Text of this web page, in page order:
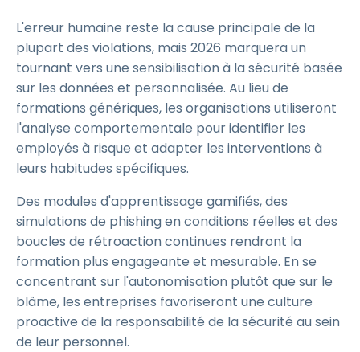
L'erreur humaine reste la cause principale de la
plupart des violations, mais 2026 marquera un
tournant vers une sensibilisation à la sécurité basée
sur les données et personnalisée. Au lieu de
formations génériques, les organisations utiliseront
l'analyse comportementale pour identifier les
employés à risque et adapter les interventions à
leurs habitudes spécifiques.
Des modules d'apprentissage gamifiés, des
simulations de phishing en conditions réelles et des
boucles de rétroaction continues rendront la
formation plus engageante et mesurable. En se
concentrant sur l'autonomisation plutôt que sur le
blâme, les entreprises favoriseront une culture
proactive de la responsabilité de la sécurité au sein
de leur personnel.